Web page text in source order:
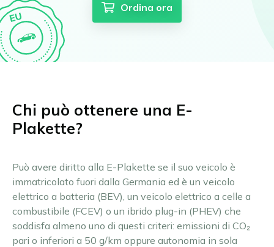
Ordina ora
Chi può ottenere una E-
Plakette?
Può avere diritto alla E-Plakette se il suo veicolo è
immatricolato fuori dalla Germania ed è un veicolo
elettrico a batteria (BEV), un veicolo elettrico a celle a
combustibile (FCEV) o un ibrido plug-in (PHEV) che
soddisfa almeno uno di questi criteri: emissioni di CO₂
pari o inferiori a 50 g/km oppure autonomia in sola